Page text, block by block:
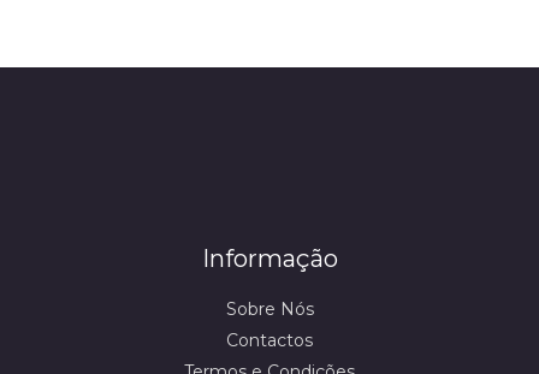
Informação
Sobre Nós
Contactos